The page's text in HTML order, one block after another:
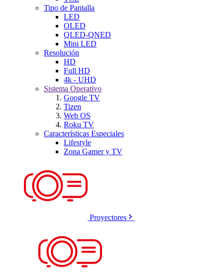
Tipo de Pantalla
LED
OLED
QLED-QNED
Mini LED
Resolución
HD
Full HD
4k - UHD
Sistema Operativo
Google TV
Tizen
Web OS
Roku TV
Características Especiales
Lifestyle
Zona Gamer y TV
Proyectores